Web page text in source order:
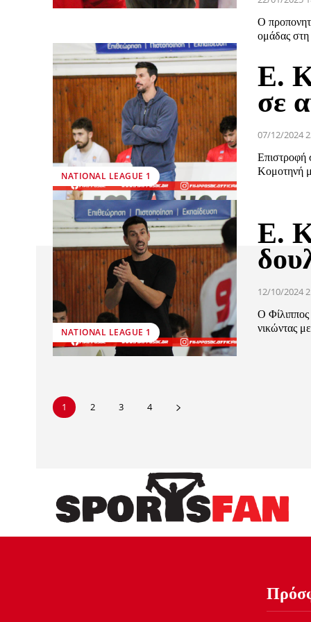
Ο
ομάδας στη
NATIONAL LEAGUE 1
Ε.
σε
07/12/2024
Επιστροφή
Κομοτηνή
NATIONAL LEAGUE 1
Ε.
12/10/2024
Ο Φίλιππος
νικώντας
1 2 3 4